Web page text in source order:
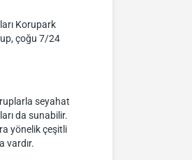
Korupark
çoğu 7/24
seyahat
da sunabilir.
yönelik çeşitli
vardır.